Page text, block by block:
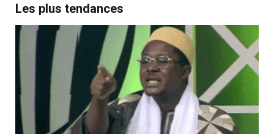
Les plus tendances